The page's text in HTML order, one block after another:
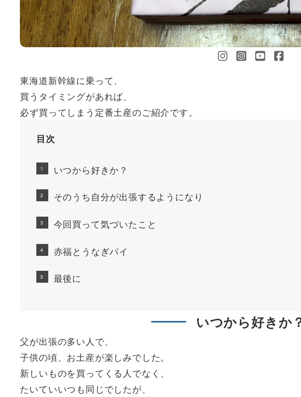
東海道新幹線に乗って、
買うタイミングがあれば、
必ず買ってしまう定番土産のご紹介です。
目次
いつから好きか？
そのうち自分が出張するようになり
今回買って気づいたこと
赤福とうなぎパイ
最後に
いつから好きか
父が出張の多い人で、
子供の頃、お土産が楽しみでした。
新しいものを買ってくる人でなく、
たいていいつも同じでしたが、